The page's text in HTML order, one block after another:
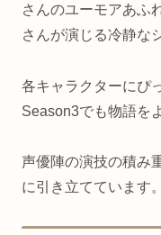
さんのユーモアあふ
さんが演じる冷静な
各キャラクターにぴ
Season3でも物語を
声優陣の演技の積み
に引き立てています。